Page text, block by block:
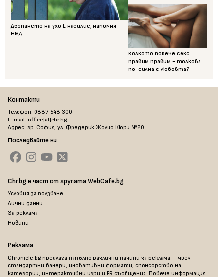
Дърпането на ухо Е насилие, напомня
НМД
Колкото повече секс
правим правим - толкова
по-силна е любовта?
Контакти
Телефон: 0887 548 300
E-mail: office[at]chr.bg
Адрес: гр. София, ул. Фредерик Жолио Кюри №20
Последвайте ни
Chr.bg е част от групата WebCafe.bg
Условия за ползване
Лични данни
За реклама
Новини
Реклама
Chronicle.bg предлага напълно различни начини за реклама – чрез
стандартни банери, иновативни формати, спонсорство на
категории, интерактивни игри и PR съобщения. Повече информация